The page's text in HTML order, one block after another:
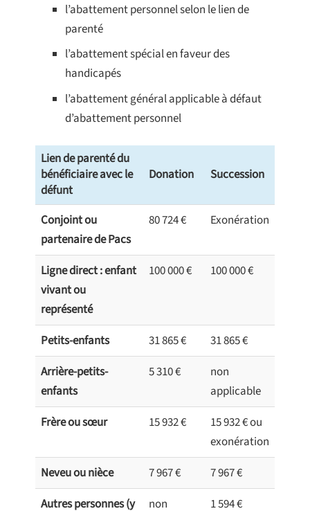
l’abattement personnel selon le lien de
parenté
l’abattement spécial en faveur des
handicapés
l’abattement général applicable à défaut
d’abattement personnel
Lien de parenté du
bénéficiaire avec le
défunt
Donation Succession
Conjoint ou
partenaire de Pacs
80 724 € Exonération
Ligne direct : enfant
vivant ou
représenté
100 000 € 100 000 €
Petits-enfants 31 865 €
31 865 €
Arrière-petits-
enfants
5 310 €
non
applicable
Frère ou sœur
15 932 €
15 932 € ou
exonération
Neveu ou nièce
7 967 €
7 967 €
Autres personnes (y
non 1 594 €